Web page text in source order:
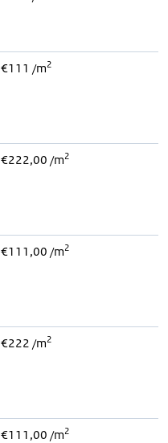
€111 /m2
€222,00 /m2
€111,00 /m2
€222 /m2
€111,00 /m2